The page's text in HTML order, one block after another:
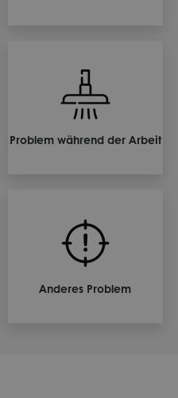
Problem während der Arbeit
Anderes Problem